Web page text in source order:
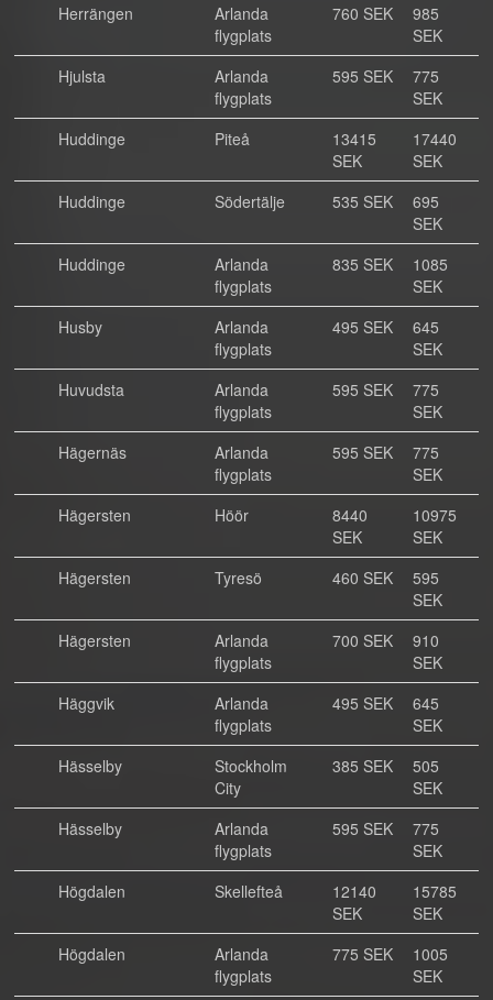
Herrängen
Arlanda
flygplats
760 SEK
985
SEK
Hjulsta
Arlanda
flygplats
595 SEK
775
SEK
Huddinge
Piteå
13415
SEK
17440
SEK
Huddinge
Södertälje 535 SEK
695
SEK
Huddinge
Arlanda
flygplats
835 SEK
1085
SEK
Husby
Arlanda
flygplats
495 SEK
645
SEK
Huvudsta
Arlanda
flygplats
595 SEK
775
SEK
Hägernäs
Arlanda
flygplats
595 SEK
775
SEK
Hägersten
Höör
8440
SEK
10975
SEK
Hägersten
Tyresö 460 SEK
595
SEK
Hägersten
Arlanda
flygplats
700 SEK
910
SEK
Häggvik
Arlanda
flygplats
495 SEK
645
SEK
Hässelby
Stockholm
City
385 SEK
505
SEK
Hässelby
Arlanda
flygplats
595 SEK
775
SEK
Högdalen
Skellefteå
12140
SEK
15785
SEK
Högdalen
Arlanda
flygplats
775 SEK
1005
SEK